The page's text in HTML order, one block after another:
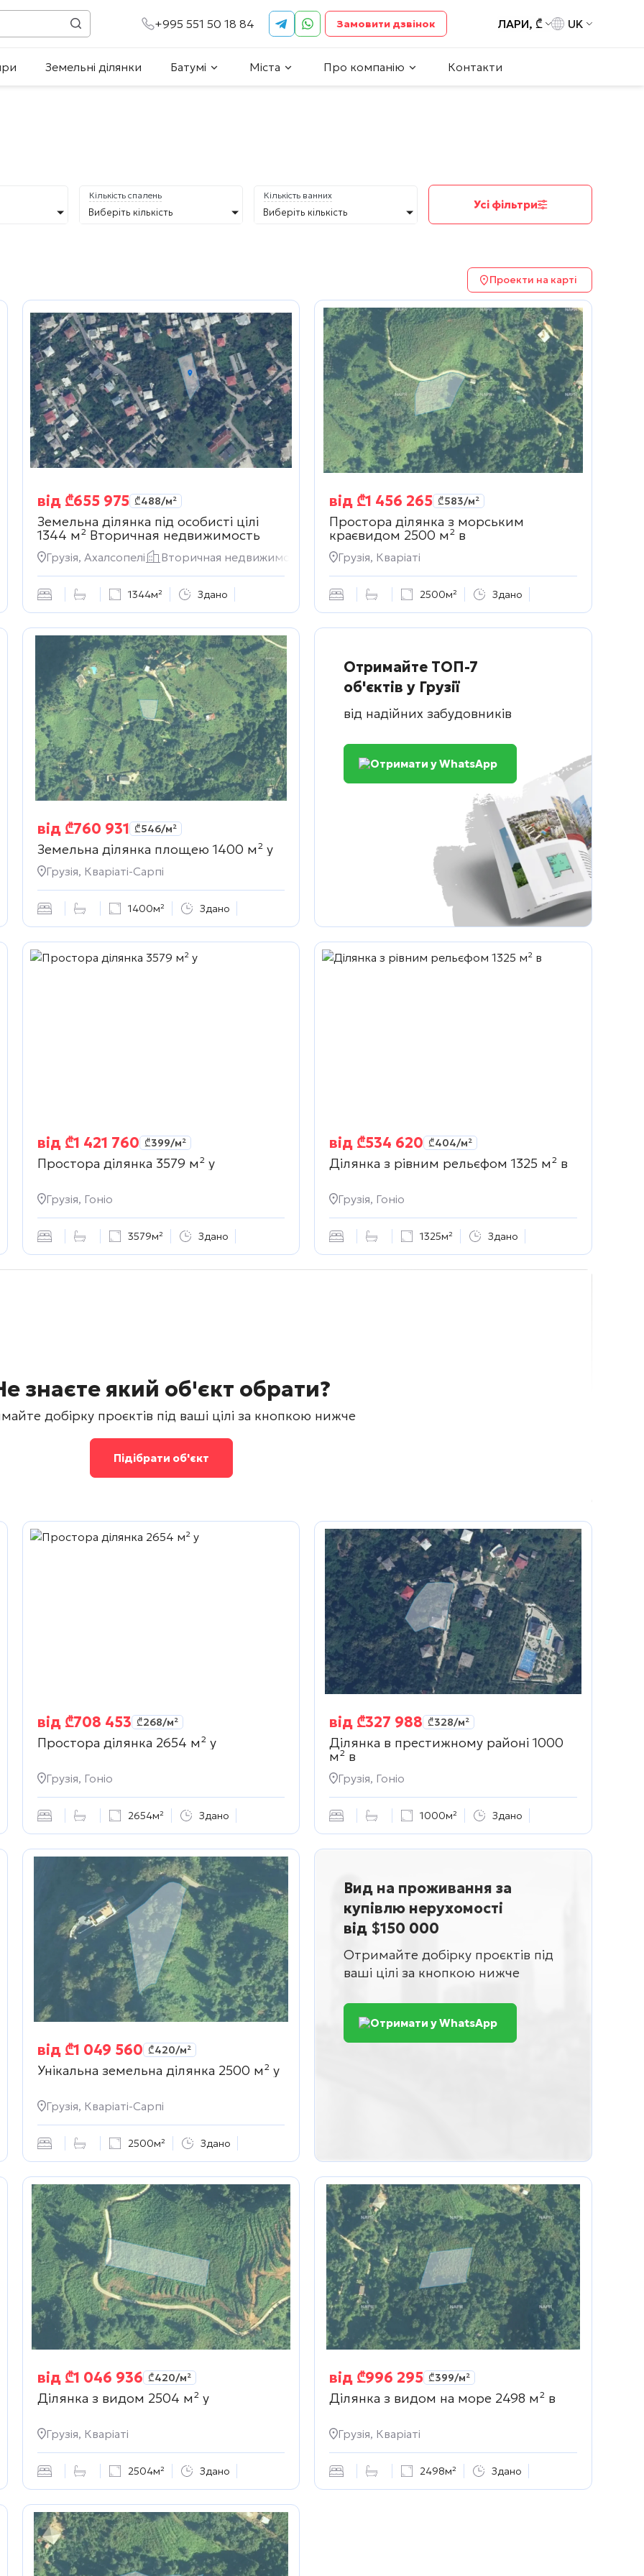
+995 551 50 18 84 Замовити дзвінок ЛАРИ, ₾ UK
Земельні ділянки Батумі Міста Про компанію Контакти
Кількість спалень
Виберіть кількість
Кількість ванних
Виберіть кількість
Усі фільтри
Проекти на карті
від ₾655 975 ₾488/м²
Земельна ділянка під особисті цілі
1344 м²Вторичная недвижимость
Грузія, Ахалсопелі Вторичная недвижимость
1344м² Здано
від ₾1 456 265 ₾583/м²
Простора ділянка з морським
краєвидом 2500 м² в
Грузія, Кваріаті
2500м² Здано
від ₾760 931 ₾546/м²
Земельна ділянка площею 1400 м² у
Грузія, Кваріаті-Сарпі
1400м² Здано
Отримайте ТОП-7
об'єктів у Грузії
від надійних забудовників
Отримати у WhatsApp
від ₾1 421 760 ₾399/м²
Простора ділянка 3579 м² у
Грузія, Гоніо
3579м² Здано
від ₾534 620 ₾404/м²
Ділянка з рівним рельєфом 1325 м² в
Грузія, Гоніо
1325м² Здано
знаєте який об'єкт обрати?
добірку проєктів під ваші цілі за кнопкою нижче
Підібрати об'єкт
від ₾708 453 ₾268/м²
Простора ділянка 2654 м² у
Грузія, Гоніо
2654м² Здано
від ₾327 988 ₾328/м²
Ділянка в престижному районі 1000
м² в
Грузія, Гоніо
1000м² Здано
від ₾1 049 560 ₾420/м²
Унікальна земельна ділянка 2500 м² у
Грузія, Кваріаті-Сарпі
2500м² Здано
Вид на проживання за
купівлю нерухомості
від $150 000
Отримайте добірку проєктів під
ваші цілі за кнопкою нижче
Отримати у WhatsApp
від ₾1 046 936 ₾420/м²
Ділянка з видом 2504 м² у
Грузія, Кваріаті
2504м² Здано
від ₾996 295 ₾399/м²
Ділянка з видом на море 2498 м² в
Грузія, Кваріаті
2498м² Здано